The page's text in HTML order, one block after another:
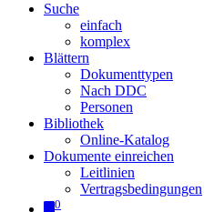
Suche
einfach
komplex
Blättern
Dokumenttypen
Nach DDC
Personen
Bibliothek
Online-Katalog
Dokumente einreichen
Leitlinien
Vertragsbedingungen
0